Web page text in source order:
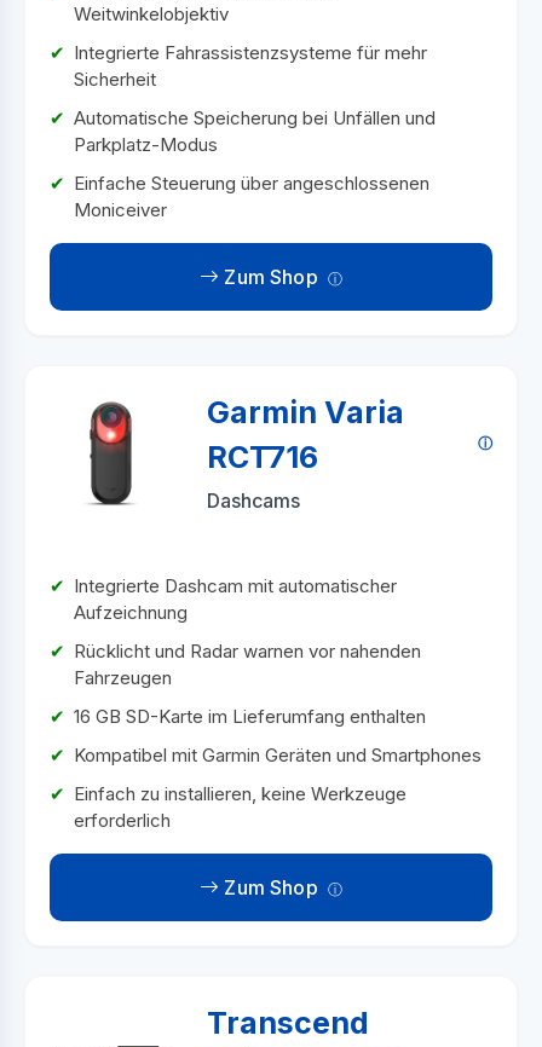
Weitwinkelobjektiv
Integrierte Fahrassistenzsysteme für mehr
Sicherheit
Automatische Speicherung bei Unfällen und
Parkplatz-Modus
Einfache Steuerung über angeschlossenen
Moniceiver
Zum Shop
Garmin Varia
RCT716
Dashcams
Integrierte Dashcam mit automatischer
Aufzeichnung
Rücklicht und Radar warnen vor nahenden
Fahrzeugen
16 GB SD-Karte im Lieferumfang enthalten
Kompatibel mit Garmin Geräten und Smartphones
Einfach zu installieren, keine Werkzeuge
erforderlich
Zum Shop
Transcend